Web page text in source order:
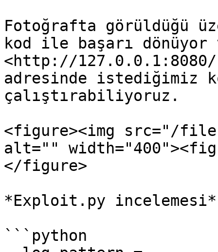
Fotoğrafta görüldüğü
kod ile başarı dönüyor
<http://
adresinde istediğimiz
çalıştırabiliyoruz.
<figure><img src="/files/
alt=""
</figure>
*Exploit.py incelemesi*
```python